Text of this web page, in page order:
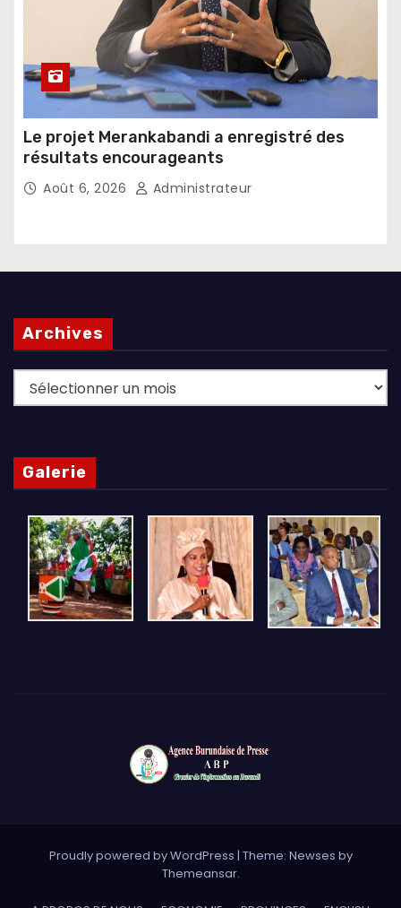
Le projet Merankabandi a enregistré des
résultats encourageants
Août 6, 2026 Administrateur
Archives
Archives
Galerie
Proudly powered by WordPress | Theme: Newses by
Themeansar.